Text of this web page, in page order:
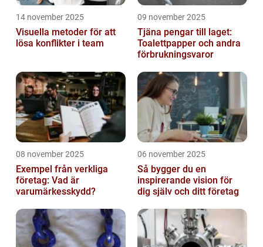
14 november 2025
Visuella metoder för att
lösa konflikter i team
09 november 2025
Tjäna pengar till laget:
Toalettpapper och andra
förbrukningsvaror
08 november 2025
Exempel från verkliga
företag: Vad är
varumärkesskydd?
06 november 2025
Så bygger du en
inspirerande vision för
dig själv och ditt företag